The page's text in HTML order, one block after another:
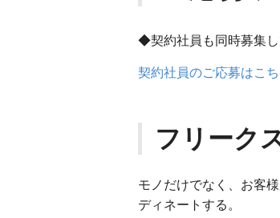
◆契約社員も同時募集し
契約社員のご応募はこち
フリーク
モノだけでなく、お客
ディネートする。